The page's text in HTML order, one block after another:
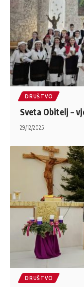
DRUŠTVO
Sveta Obitelj –
29/12/2025
DRUŠTVO